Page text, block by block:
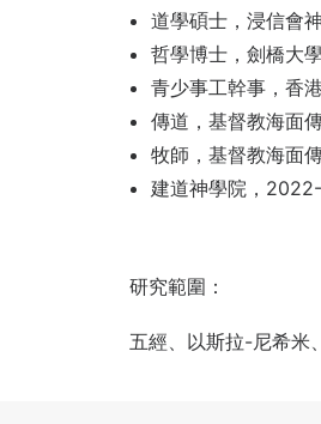
道學碩士，浸信會
哲學博士，劍橋大
青少事工幹事，香
傳道，基督教海面
牧師，基督教海面
建道神學院，2022-
研究範圍：
五經、以斯拉-尼希米